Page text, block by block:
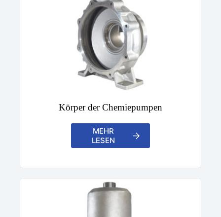
Körper der Chemiepumpen
MEHR
LESEN